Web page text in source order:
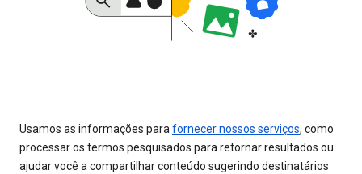
Usamos as informações parafornecer nossos serviços, como
processar os termos pesquisados para retornar resultados ou
ajudar você a compartilhar conteúdo sugerindo destinatários